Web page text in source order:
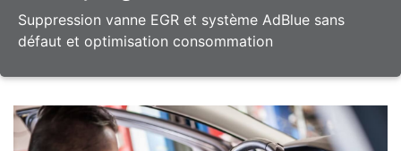
Suppression vanne EGR et système AdBlue sans
défaut et optimisation consommation